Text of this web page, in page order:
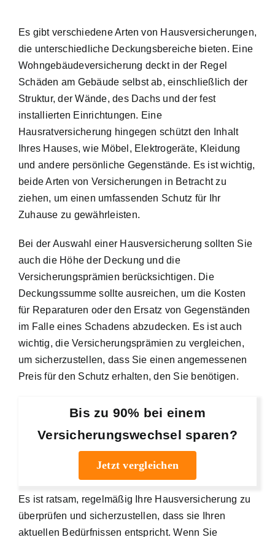
Es gibt verschiedene Arten von Hausversicherungen,
die unterschiedliche Deckungsbereiche bieten. Eine
Wohngebäudeversicherung deckt in der Regel
Schäden am Gebäude selbst ab, einschließlich der
Struktur, der Wände, des Dachs und der fest
installierten Einrichtungen. Eine
Hausratversicherung hingegen schützt den Inhalt
Ihres Hauses, wie Möbel, Elektrogeräte, Kleidung
und andere persönliche Gegenstände. Es ist wichtig,
beide Arten von Versicherungen in Betracht zu
ziehen, um einen umfassenden Schutz für Ihr
Zuhause zu gewährleisten.
Bei der Auswahl einer Hausversicherung sollten Sie
auch die Höhe der Deckung und die
Versicherungsprämien berücksichtigen. Die
Deckungssumme sollte ausreichen, um die Kosten
für Reparaturen oder den Ersatz von Gegenständen
im Falle eines Schadens abzudecken. Es ist auch
wichtig, die Versicherungsprämien zu vergleichen,
um sicherzustellen, dass Sie einen angemessenen
Preis für den Schutz erhalten, den Sie benötigen.
Bis zu 90% bei einem
Versicherungswechsel sparen?
Jetzt vergleichen
Es ist ratsam, regelmäßig Ihre Hausversicherung zu
überprüfen und sicherzustellen, dass sie Ihren
aktuellen Bedürfnissen entspricht. Wenn Sie